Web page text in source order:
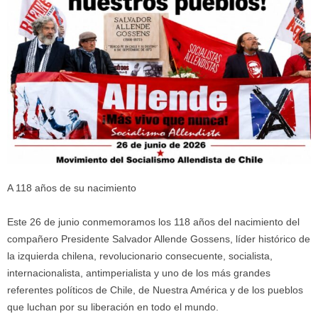
A 118 años de su nacimiento
Este 26 de junio conmemoramos los 118 años del nacimiento del
compañero Presidente Salvador Allende Gossens, líder histórico de
la izquierda chilena, revolucionario consecuente, socialista,
internacionalista, antimperialista y uno de los más grandes
referentes políticos de Chile, de Nuestra América y de los pueblos
que luchan por su liberación en todo el mundo.